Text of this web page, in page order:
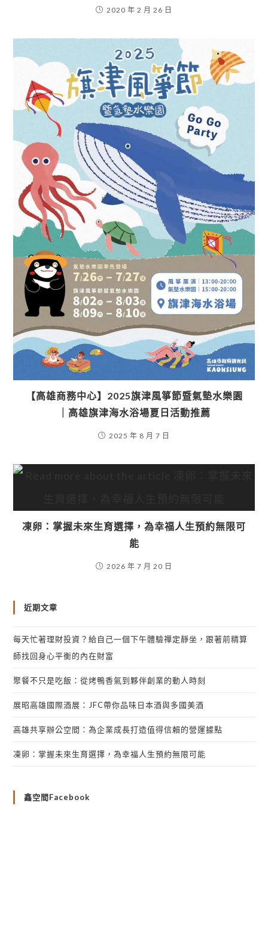
2020 年 2 月 26 日
【高雄商務中心】2025旗津風箏節暨氣墊水樂園
｜高雄旗津海水浴場夏日活動推薦
2025 年 8 月 7 日
凍卵：掌握未來生育選擇，為幸福人生預約無限可
能
2026 年 7 月 20 日
近期文章
每天忙著理財投資？給自己一個下午體驗禪定靜坐，跟著前精算
師找回身心平衡的內在財富
聚餐不只是吃飯：從烤鴨香氣到夥伴創業的動人時刻
展昭高雄國際酒展：JFC帶你品味日本酒與多國美酒
高雄共享辦公空間：為企業成長打造值得信賴的營運據點
凍卵：掌握未來生育選擇，為幸福人生預約無限可能
鑫空間Facebook